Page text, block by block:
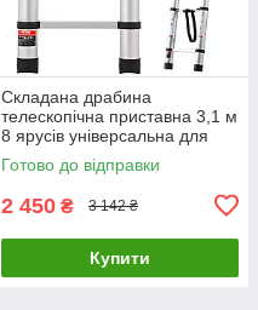
Складана драбина
телескопічна приставна 3,1 м
8 ярусів універсальна для
дому та ремонту R41769- 8
Готово до відправки
2 450 ₴ 3 142 ₴
Купити